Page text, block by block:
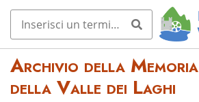
Archivio della Memoria
della Valle dei Laghi